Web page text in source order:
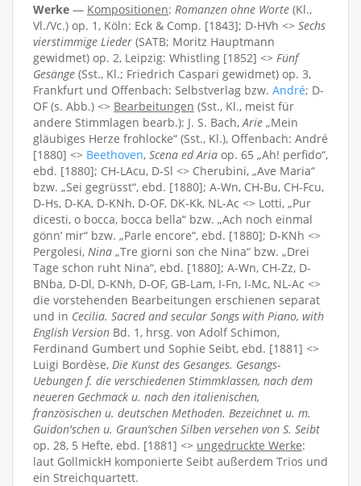
Werke — Kompositionen: Romanzen ohne Worte (Kl.,
Vl./Vc.) op. 1, Köln: Eck & Comp. [1843]; D-HVh <> Sechs
vierstimmige Lieder (SATB; Moritz Hauptmann
gewidmet) op. 2, Leipzig: Whistling [1852] <> Fünf
Gesänge (Sst., Kl.; Friedrich Caspari gewidmet) op. 3,
Frankfurt und Offenbach: Selbstverlag bzw. André; D-
OF (s. Abb.) <> Bearbeitungen (Sst., Kl., meist für
andere Stimmlagen bearb.): J. S. Bach, Arie „Mein
gläubiges Herze frohlocke“ (Sst., Kl.), Offenbach: André
[1880] <> Beethoven, Scena ed Aria op. 65 „Ah! perfido“,
ebd. [1880]; CH-LAcu, D-Sl <> Cherubini, „Ave Maria“
bzw. „Sei gegrüsst“, ebd. [1880]; A-Wn, CH-Bu, CH-Fcu,
D-Hs, D-KA, D-KNh, D-OF, DK-Kk, NL-Ac <> Lotti, „Pur
dicesti, o bocca, bocca bella“ bzw. „Ach noch einmal
gönn’ mir“ bzw. „Parle encore“, ebd. [1880]; D-KNh <>
Pergolesi, Nina „Tre giorni son che Nina“ bzw. „Drei
Tage schon ruht Nina“, ebd. [1880]; A-Wn, CH-Zz, D-
BNba, D-Dl, D-KNh, D-OF, GB-Lam, I-Fn, I-Mc, NL-Ac <>
die vorstehenden Bearbeitungen erschienen separat
und in Cecilia. Sacred and secular Songs with Piano, with
English Version Bd. 1, hrsg. von Adolf Schimon,
Ferdinand Gumbert und Sophie Seibt, ebd. [1881] <>
Luigi Bordèse, Die Kunst des Gesanges. Gesangs-
Uebungen f. die verschiedenen Stimmklassen, nach dem
neueren Gechmack u. nach den italienischen,
französischen u. deutschen Methoden. Bezeichnet u. m.
Guidon'schen u. Graun’schen Silben versehen von S. Seibt
op. 28, 5 Hefte, ebd. [1881] <> ungedruckte Werke:
laut GollmickH komponierte Seibt außerdem Trios und
ein Streichquartett.